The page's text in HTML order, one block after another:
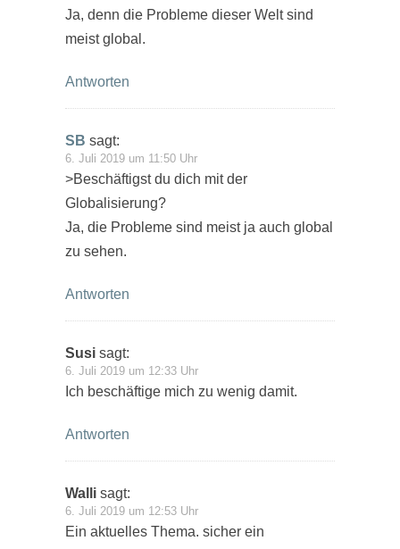
Ja, denn die Probleme dieser Welt sind
meist global.
Antworten
SB sagt:
6. Juli 2019 um 11:50 Uhr
>Beschäftigst du dich mit der
Globalisierung?
Ja, die Probleme sind meist ja auch global
zu sehen.
Antworten
Susi sagt:
6. Juli 2019 um 12:33 Uhr
Ich beschäftige mich zu wenig damit.
Antworten
Walli sagt:
6. Juli 2019 um 12:53 Uhr
Ein aktuelles Thema. sicher ein